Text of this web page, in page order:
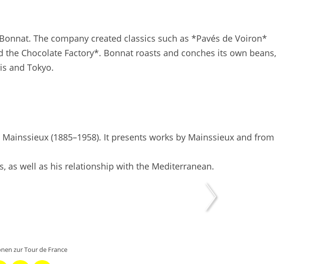
The company created classics such as *Pavés de Voiron*
Chocolate Factory*. Bonnat roasts and conches its own beans,
and Tokyo.
(1885–1958). It presents works by Mainssieux and from
as well as his relationship with the Mediterranean.
zur Tour de France